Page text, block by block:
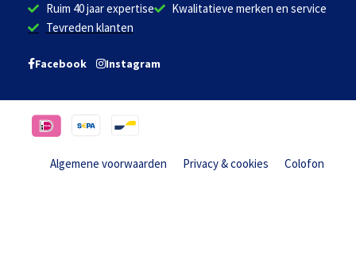
Ruim 40 jaar expertise
Kwalitatieve merken en service
Tevreden klanten
Facebook Instagram
Algemene voorwaarden Privacy & cookies Colofon